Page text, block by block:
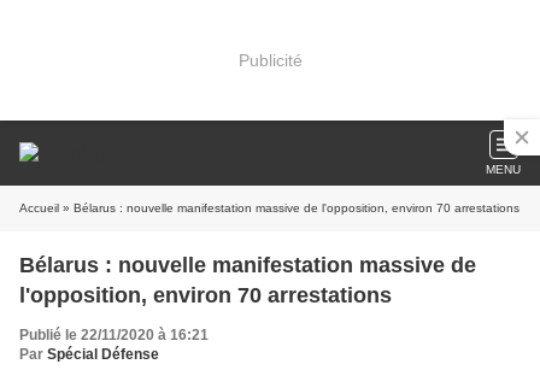
Publicité
MENU
Accueil » Bélarus : nouvelle manifestation massive de l'opposition, environ 70 arrestations
Bélarus : nouvelle manifestation massive de
l'opposition, environ 70 arrestations
Publié le 22/11/2020 à 16:21
Par Spécial Défense